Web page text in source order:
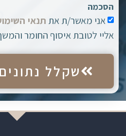
הסכמה
אני מאשר/ת את תנאי
אליי לטובת איסוף החומר
שקלל